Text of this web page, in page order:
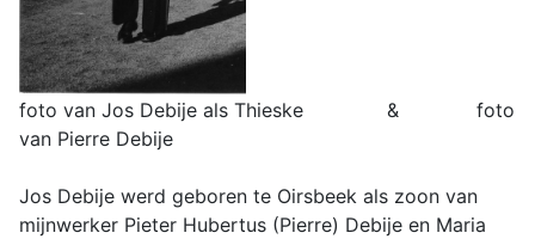
foto van Jos Debije als Thieske & foto
van Pierre Debije
Jos Debije werd geboren te Oirsbeek als zoon van
mijnwerker Pieter Hubertus (Pierre) Debije en Maria